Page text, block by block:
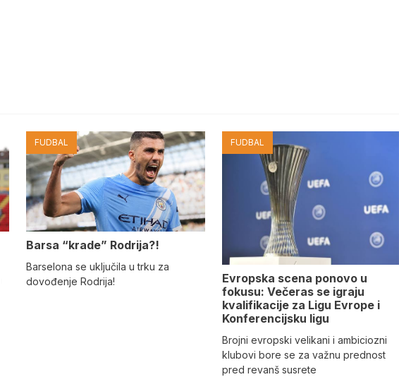
FUDBAL
Barsa “krade” Rodrija?!
Barselona se uključila u trku za
dovođenje Rodrija!
FUDBAL
Evropska scena ponovo u
fokusu: Večeras se igraju
kvalifikacije za Ligu Evrope i
Konferencijsku ligu
Brojni evropski velikani i ambiciozni
klubovi bore se za važnu prednost
pred revanš susrete